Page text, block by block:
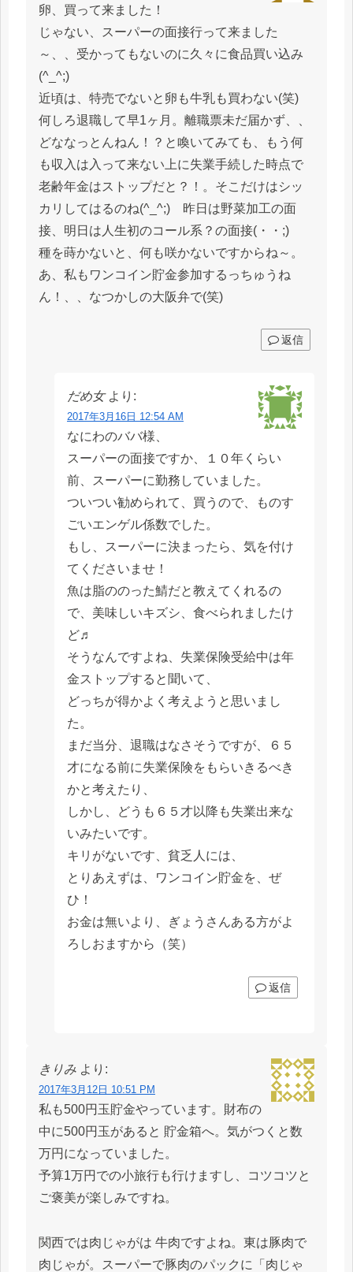
卵、買って来ました！
じゃない、スーパーの面接行って来ました
～、、受かってもないのに久々に食品買い込み
(^_^;)
近頃は、特売でないと卵も牛乳も買わない(笑)
何しろ退職して早1ヶ月。離職票未だ届かず、、
どななっとんねん！？と喚いてみても、もう何
も収入は入って来ない上に失業手続した時点で
老齢年金はストップだと？！。そこだけはシッ
カリしてはるのね(^_^;) 昨日は野菜加工の面
接、明日は人生初のコール系？の面接(・・;)
種を蒔かないと、何も咲かないですからね～。
あ、私もワンコイン貯金参加するっちゅうね
ん！、、なつかしの大阪弁で(笑)
返信
だめ女 より:
2017年3月16日 12:54 AM
なにわのババ様、
スーパーの面接ですか、１０年くらい
前、スーパーに勤務していました。
ついつい勧められて、買うので、ものす
ごいエンゲル係数でした。
もし、スーパーに決まったら、気を付け
てくださいませ！
魚は脂ののった鯖だと教えてくれるの
で、美味しいキズシ、食べられましたけ
ど♬
そうなんですよね、失業保険受給中は年
金ストップすると聞いて、
どっちが得かよく考えようと思いまし
た。
まだ当分、退職はなさそうですが、６５
才になる前に失業保険をもらいきるべき
かと考えたり、
しかし、どうも６５才以降も失業出来な
いみたいです。
キリがないです、貧乏人には、
とりあえずは、ワンコイン貯金を、ぜ
ひ！
お金は無いより、ぎょうさんある方がよ
ろしおますから（笑）
返信
きりみ より:
2017年3月12日 10:51 PM
私も500円玉貯金やっています。財布の
中に500円玉があると 貯金箱へ。気がつくと数
万円になっていました。
予算1万円での小旅行も行けますし、コツコツと
ご褒美が楽しみですね。
関西では肉じゃがは 牛肉ですよね。東は豚肉で
肉じゃが。スーパーで豚肉のパックに「肉じゃ